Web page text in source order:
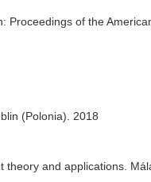
Proceedings of the
(Polonia). 2018
theory and applications.